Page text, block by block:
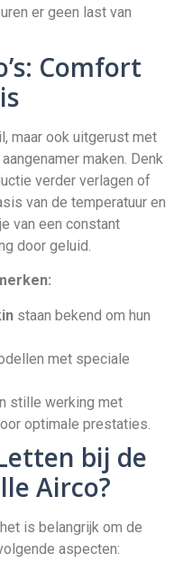
er geen last van
Comfort
maar ook uitgerust met
maken. Denk
verder verlagen of
van de temperatuur en
van een constant
door geluid.
staan bekend om hun
met speciale
stille werking met
optimale prestaties.
bij de
Airco?
is belangrijk om de
aspecten: